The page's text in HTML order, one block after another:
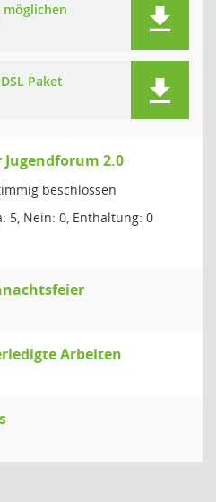
Paket
2.0
beschlossen
5, Nein: 0, Enthaltung: 0
Arbeiten